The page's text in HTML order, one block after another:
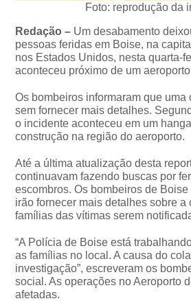
Foto: reprodução da
Redação – Um desabamento
pessoas feridas em Boise, na
nos Estados Unidos, nesta quarta-
aconteceu próximo de um
Os bombeiros informaram que uma
sem fornecer mais detalhes.
o incidente aconteceu em um
construção na região do aeroporto.
Até a última atualização desta
continuavam fazendo buscas por
escombros. Os bombeiros de
irão fornecer mais detalhes sobre a
famílias das vítimas serem
“A Polícia de Boise está
as famílias no local. A causa do
investigação”, escreveram os
social. As operações no Aeroporto
afetadas.